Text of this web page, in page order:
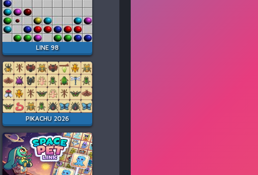
LINE 98
PIKACHU 2026